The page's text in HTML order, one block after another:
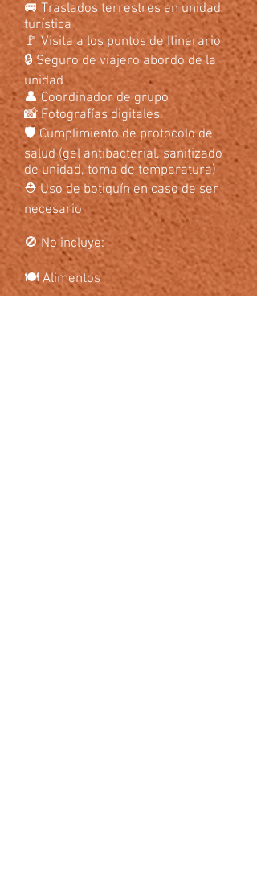
🚐 Traslados terrestres en unidad
turística
🚩 Visita a los puntos de Itinerario
🔒 Seguro de viajero abordo de la
unidad
👤 Coordinador de grupo
📸 Fotografías digitales.
🛡 Cumplimiento de protocolo de
salud (gel antibacterial, sanitizado
de unidad, toma de temperatura)
⛑ Uso de botiquín en caso de ser
necesario
🚫 No incluye:
🍽️ Alimentos